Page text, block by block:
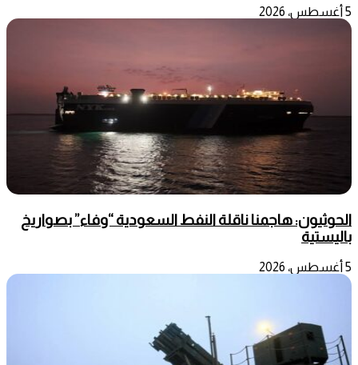
5 أغسطس، 2026
الحوثيون: هاجمنا ناقلة النفط السعودية “وفاء” بصواريخ
باليستية
5 أغسطس، 2026